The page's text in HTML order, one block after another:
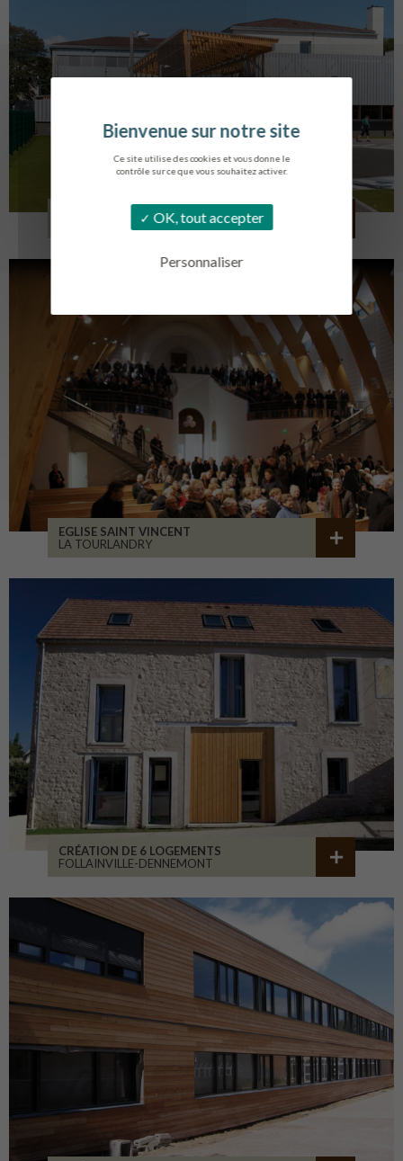
Ce site utilise des cookies et vous donne le
contrôle sur ce que vous souhaitez activer.
OK, tout accepter
Personnaliser
COLLÈGE MONTMORENCY
BOURBONNE-LES-BAINS
EGLISE SAINT VINCENT
LA TOURLANDRY
CRÉATION DE 6 LOGEMENTS
FOLLAINVILLE-DENNEMONT